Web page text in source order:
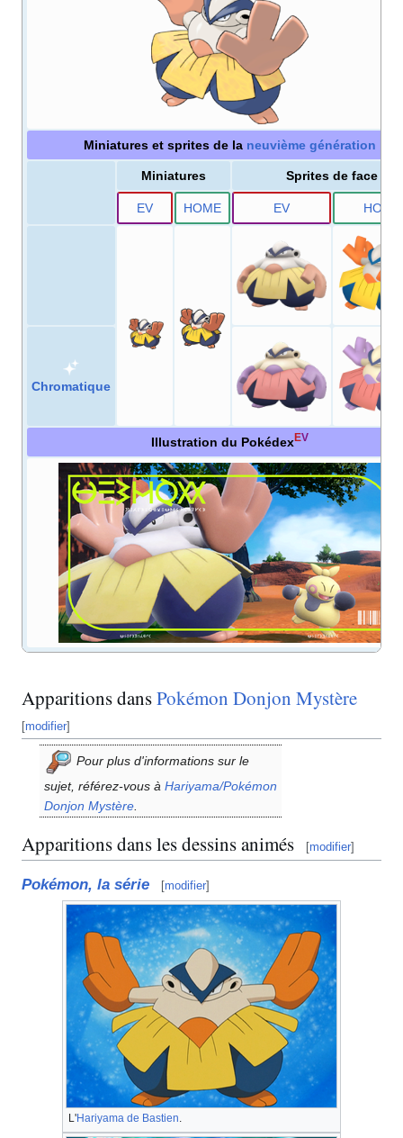
Miniatures et sprites de la neuvième génération
Miniatures Sprites de face
EV HOME EV HOME
Chromatique
Illustration du PokédexEV
Apparitions dansPokémon Donjon Mystère
[modifier]
Pour plus d'informations sur le
sujet, référez-vous à Hariyama/Pokémon
Donjon Mystère
Apparitions dans les dessins animés [modifier]
Pokémon, la série [modifier]
L'Hariyama de Bastien